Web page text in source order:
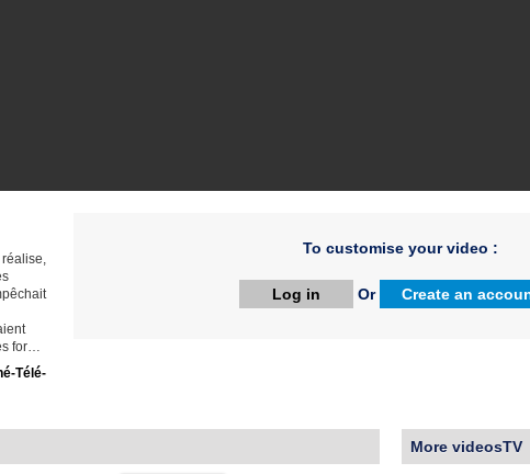
réalise,
for…
Télé-
To customise your video :
Log in Or Create an
More videosTV